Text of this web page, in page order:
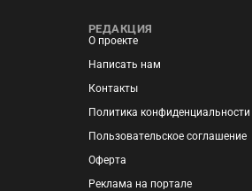
РЕДАКЦИЯ
О проекте
Написать нам
Контакты
Политика конфиденциальности
Пользовательское соглашение
Оферта
Реклама на портале